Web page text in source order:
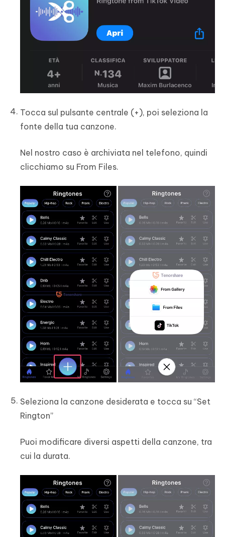
Tocca sul pulsante centrale (+), poi seleziona la
fonte della tua canzone.
Nel nostro caso è archiviata nel telefono, quindi
clicchiamo su From Files.
Seleziona la canzone desiderata e tocca su “Set
Rington”
Puoi modificare diversi aspetti della canzone, tra
cui la durata.